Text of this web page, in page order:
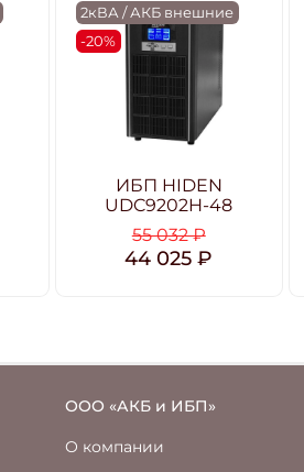
2кВА / АКБ внешние
-20%
ИБП HIDEN
UDC9202H-48
55 032 ₽
44 025 ₽
ООО «АКБ и ИБП»
О компании